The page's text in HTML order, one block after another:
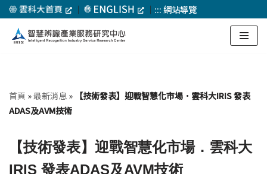
Skip
to
｜ ｜ :::網站導覽
首頁 »最新消息 » 【技術發表】迎戰智慧化市場．雲科大IRIS 發表
ADAS及AVM技術
【技術發表】迎戰智慧化市場．雲科大
IRIS 發表ADAS及AVM技術